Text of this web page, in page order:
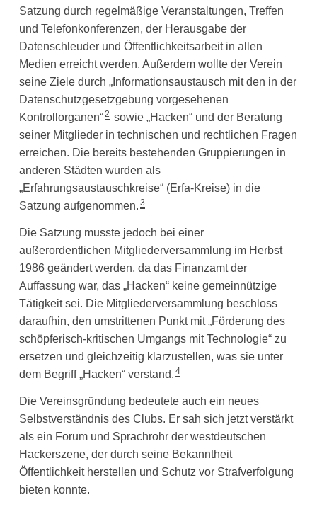
Satzung durch regelmäßige Veranstaltungen, Treffen
und Telefonkonferenzen, der Herausgabe der
Datenschleuder und Öffentlichkeitsarbeit in allen
Medien erreicht werden. Außerdem wollte der Verein
seine Ziele durch „Informationsaustausch mit den in der
Datenschutzgesetzgebung vorgesehenen
Kontrollorganen“2 sowie „Hacken“ und der Beratung
seiner Mitglieder in technischen und rechtlichen Fragen
erreichen. Die bereits bestehenden Gruppierungen in
anderen Städten wurden als
„Erfahrungsaustauschkreise“ (Erfa-Kreise) in die
Satzung aufgenommen. 3
Die Satzung musste jedoch bei einer
außerordentlichen Mitgliederversammlung im Herbst
1986 geändert werden, da das Finanzamt der
Auffassung war, das „Hacken“ keine gemeinnützige
Tätigkeit sei. Die Mitgliederversammlung beschloss
daraufhin, den umstrittenen Punkt mit „Förderung des
schöpferisch-kritischen Umgangs mit Technologie“ zu
ersetzen und gleichzeitig klarzustellen, was sie unter
dem Begriff „Hacken“ verstand. 4
Die Vereinsgründung bedeutete auch ein neues
Selbstverständnis des Clubs. Er sah sich jetzt verstärkt
als ein Forum und Sprachrohr der westdeutschen
Hackerszene, der durch seine Bekanntheit
Öffentlichkeit herstellen und Schutz vor Strafverfolgung
bieten konnte.